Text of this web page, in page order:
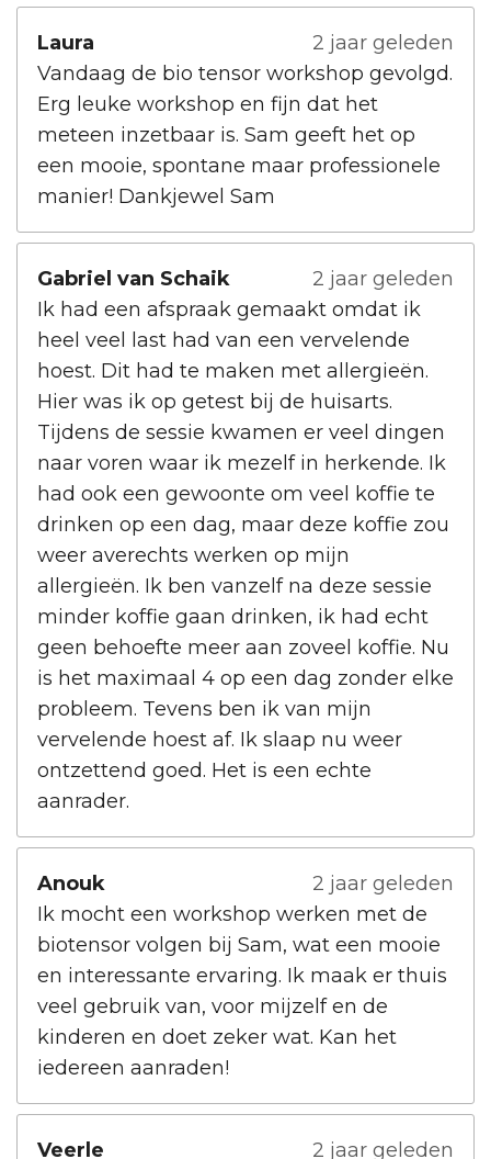
Laura
2 jaar geleden
Vandaag de bio tensor workshop gevolgd.
Erg leuke workshop en fijn dat het
meteen inzetbaar is. Sam geeft het op
een mooie, spontane maar professionele
manier! Dankjewel Sam
Gabriel van Schaik
2 jaar geleden
Ik had een afspraak gemaakt omdat ik
heel veel last had van een vervelende
hoest. Dit had te maken met allergieën.
Hier was ik op getest bij de huisarts.
Tijdens de sessie kwamen er veel dingen
naar voren waar ik mezelf in herkende. Ik
had ook een gewoonte om veel koffie te
drinken op een dag, maar deze koffie zou
weer averechts werken op mijn
allergieën. Ik ben vanzelf na deze sessie
minder koffie gaan drinken, ik had echt
geen behoefte meer aan zoveel koffie. Nu
is het maximaal 4 op een dag zonder elke
probleem. Tevens ben ik van mijn
vervelende hoest af. Ik slaap nu weer
ontzettend goed. Het is een echte
aanrader.
Anouk
2 jaar geleden
Ik mocht een workshop werken met de
biotensor volgen bij Sam, wat een mooie
en interessante ervaring. Ik maak er thuis
veel gebruik van, voor mijzelf en de
kinderen en doet zeker wat. Kan het
iedereen aanraden!
Veerle 2 jaar geleden